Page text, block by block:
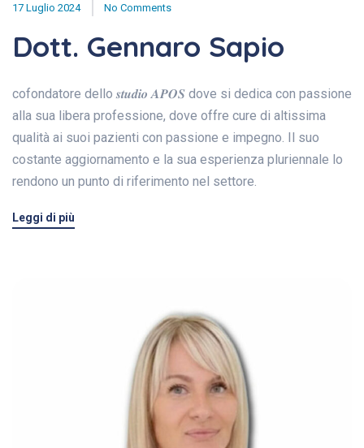
17 Luglio 2024 No Comments
Dott. Gennaro Sapio
cofondatore dello 𝒔𝒕𝒖𝒅𝒊𝒐 𝑨𝑷𝑶𝑺 dove si dedica con passione
alla sua libera professione, dove offre cure di altissima
qualità ai suoi pazienti con passione e impegno. Il suo
costante aggiornamento e la sua esperienza pluriennale lo
rendono un punto di riferimento nel settore.
Leggi di più